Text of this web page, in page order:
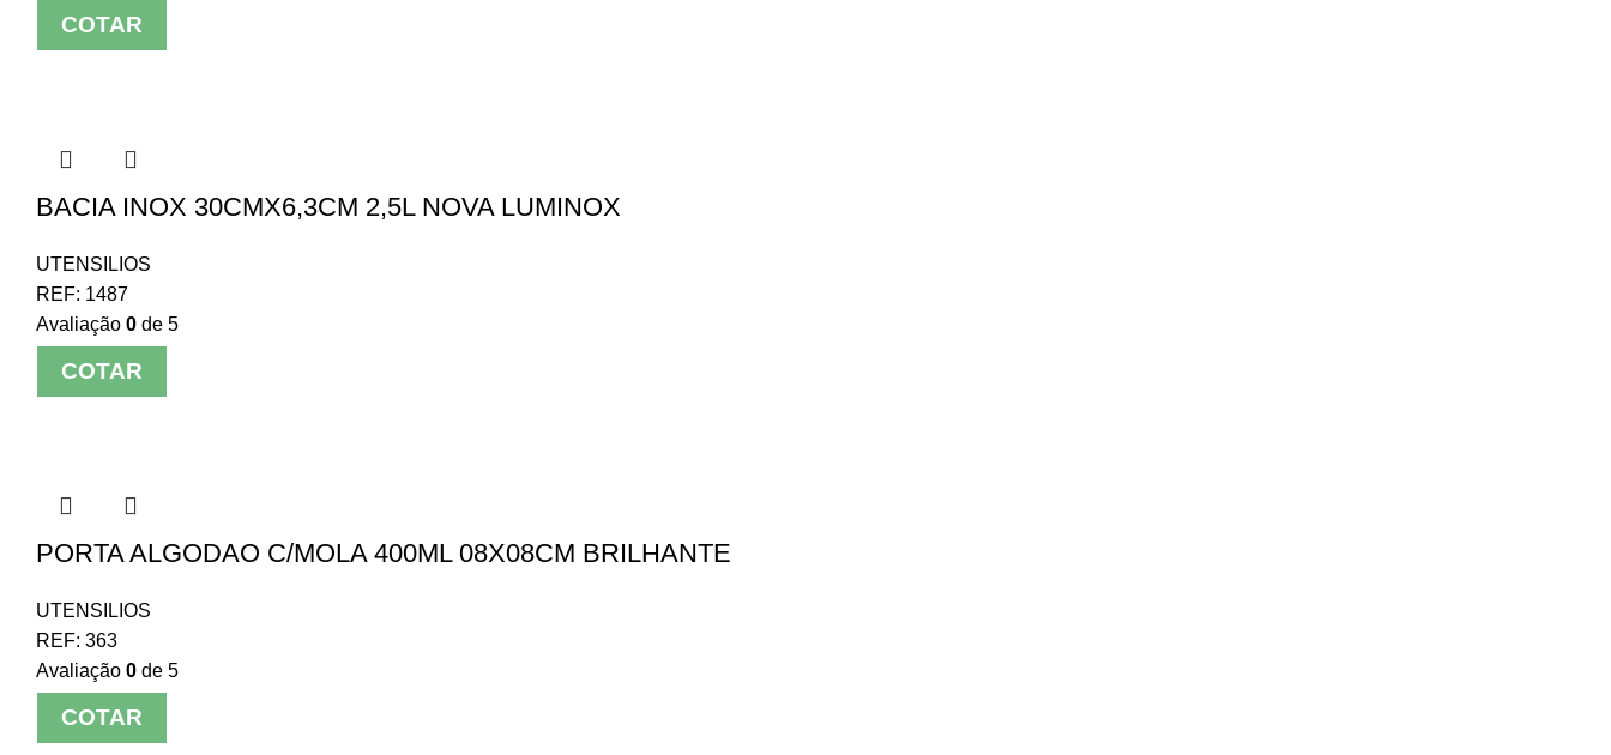
COTAR
BACIA INOX 30CMX6,3CM 2,5L NOVA LUMINOX
UTENSILIOS
REF: 1487
Avaliação 0 de 5
COTAR
PORTA ALGODAO C/MOLA 400ML 08X08CM BRILHANTE
UTENSILIOS
REF: 363
Avaliação 0 de 5
COTAR